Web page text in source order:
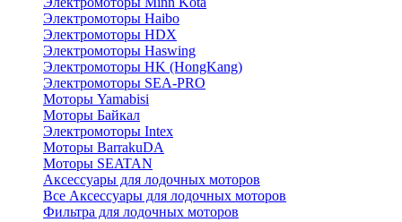
Электромоторы Haibo
Электромоторы HDX
Электромоторы Haswing
Электромоторы HK (HongKang)
Электромоторы SEA-PRO
Моторы Yamabisi
Моторы Байкал
Электромоторы Intex
Моторы BarrakuDA
Моторы SEATAN
Аксессуары для лодочных моторов
Все Аксессуары для лодочных моторов
Фильтра для лодочных моторов